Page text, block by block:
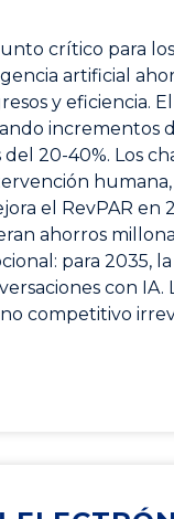
crítico para
artificial
y eficiencia.
incrementos
20-40%. Los
el RevPAR en
ahorros
para 2035,
con IA.
competitivo